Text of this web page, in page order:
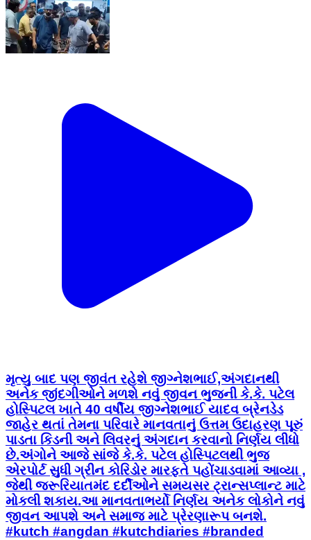
મૃત્યુ બાદ પણ જીવંત રહેશે જીગ્નેશભાઈ,અંગદાનથી
અનેક જીંદગીઓને મળશે નવું જીવન ભુજની કે.કે. પટેલ
હોસ્પિટલ ખાતે 40 વર્ષીય જીગ્નેશભાઈ યાદવ બ્રેનડેડ
જાહેર થતાં તેમના પરિવારે માનવતાનું ઉત્તમ ઉદાહરણ પૂરું
પાડતા કિડની અને લિવરનું અંગદાન કરવાનો નિર્ણય લીધો
છે.અંગોને આજે સાંજે કે.કે. પટેલ હોસ્પિટલથી ભુજ
એરપોર્ટ સુધી ગ્રીન કોરિડોર મારફતે પહોંચાડવામાં આવ્યા ,
જેથી જરૂરિયાતમંદ દર્દીઓને સમયસર ટ્રાન્સપ્લાન્ટ માટે
મોકલી શકાય.આ માનવતાભર્યો નિર્ણય અનેક લોકોને નવું
જીવન આપશે અને સમાજ માટે પ્રેરણારૂપ બનશે.
#kutch #angdan #kutchdiaries #branded